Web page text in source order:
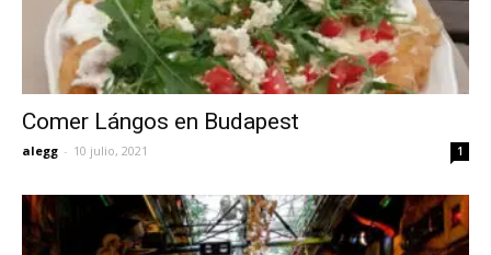
Comer Lángos en Budapest
alegg - 10 julio, 2021 1